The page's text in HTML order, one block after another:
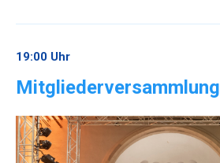
19:00 Uhr
Mitgliederversammlung